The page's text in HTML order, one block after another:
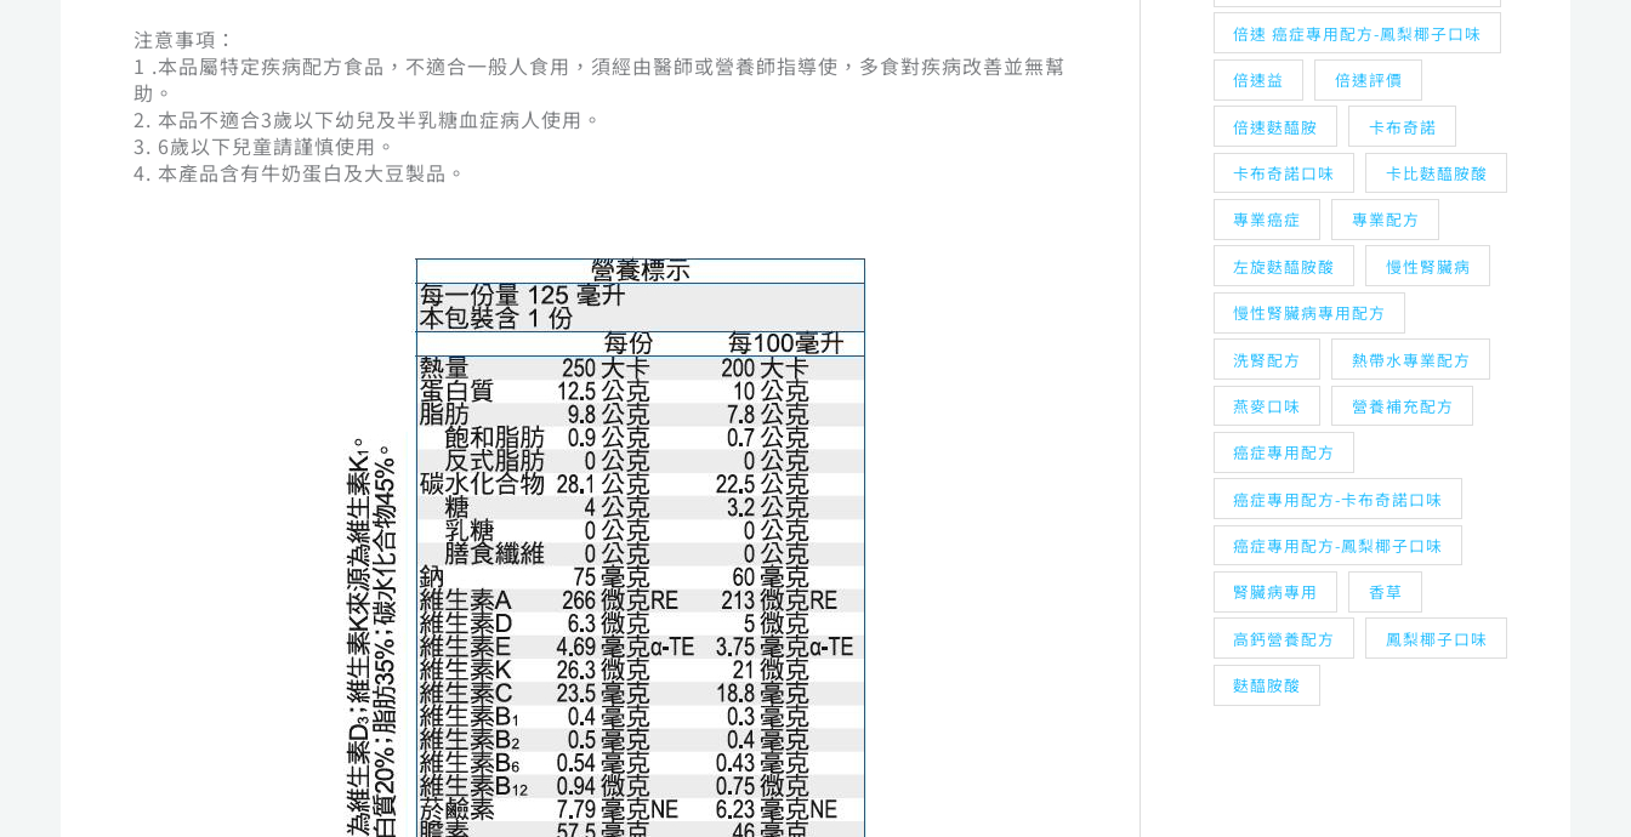
注意事項：
1 .本品屬特定疾病配方食品，不適合一般人食用，須經由醫師或營養師指導使，多食對疾病改善並無幫
助。
2. 本品不適合3歲以下幼兒及半乳糖血症病人使用。
3. 6歲以下兒童請謹慎使用。
4. 本產品含有牛奶蛋白及大豆製品。
倍速 癌症專用配方-鳳梨椰子口味
倍速益 倍速評價
倍速麩醯胺 卡布奇諾
卡布奇諾口味 卡比麩醯胺酸
專業癌症 專業配方
左旋麩醯胺酸 慢性腎臟病
慢性腎臟病專用配方
洗腎配方 熱帶水專業配方
燕麥口味 營養補充配方
癌症專用配方
癌症專用配方-卡布奇諾口味
癌症專用配方-鳳梨椰子口味
腎臟病專用 香草
高鈣營養配方 鳳梨椰子口味
麩醯胺酸